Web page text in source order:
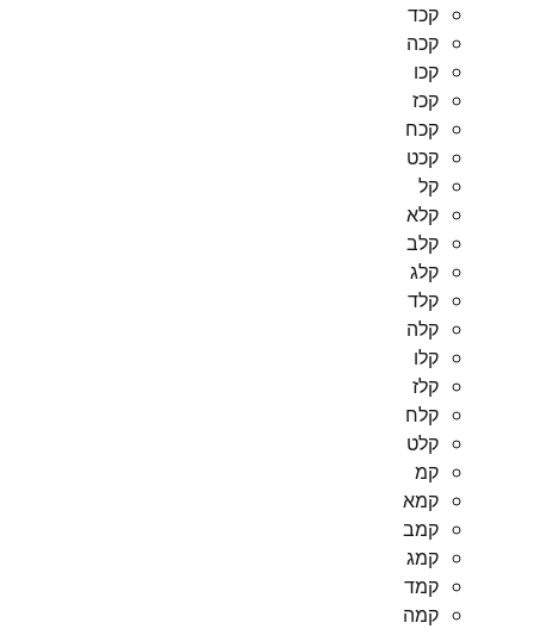
קכד
קכה
קכו
קכז
קכח
קכט
קל
קלא
קלב
קלג
קלד
קלה
קלו
קלז
קלח
קלט
קמ
קמא
קמב
קמג
קמד
קמה